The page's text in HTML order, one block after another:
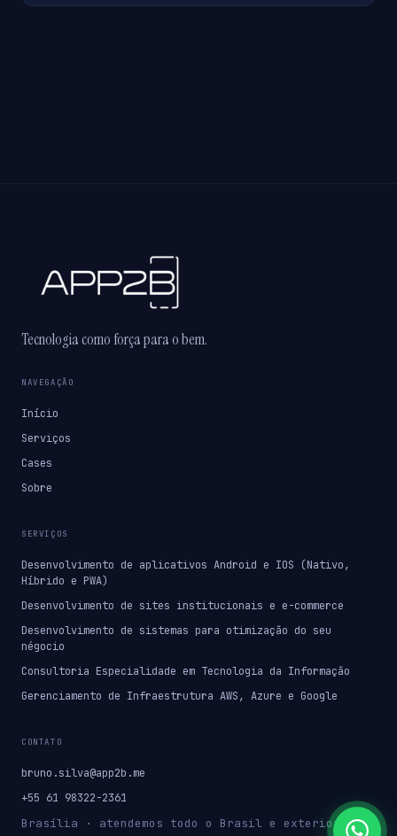
Tecnologia como força para o bem.
NAVEGAÇÃO
Início
Serviços
Cases
Sobre
SERVIÇOS
Desenvolvimento de aplicativos Android e IOS (Nativo,
Híbrido e PWA)
Desenvolvimento de sites institucionais e e-commerce
Desenvolvimento de sistemas para otimização do seu
négocio
Consultoria Especialidade em Tecnologia da Informação
Gerenciamento de Infraestrutura AWS, Azure e Google
CONTATO
bruno.silva@app2b.me
+55 61 98322-2361
Brasília · atendemos todo o Brasil e exterior